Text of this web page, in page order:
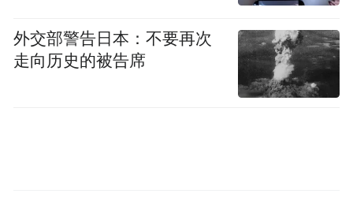
外交部警告日本：不要再次
走向历史的被告席